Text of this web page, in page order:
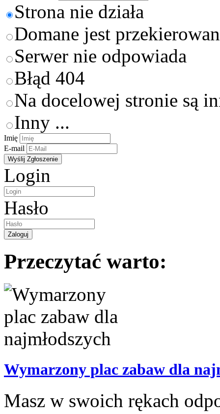
Strona nie działa
Domane jest
Serwer nie odpowiada
Błąd 404
Na docelowej stronie są
Inny ...
Imię
E-mail
Login
Hasło
Przeczytać warto:
Wymarzony plac zabaw dla
Masz w swoich rękach